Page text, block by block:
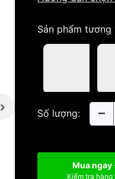
Sản phẩm tương
Số lượng:
Mua ngay
Kiểm tra